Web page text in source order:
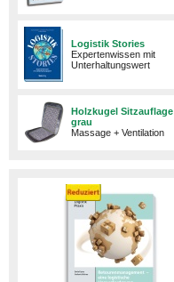
Logistik Stories
Expertenwissen mit
Unterhaltungswert
Holzkugel Sitzauflage
grau
Massage + Ventilation